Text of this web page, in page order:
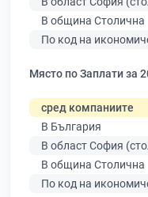
В община Столична
По код на
Място по Заплати за
сред компаниите
В България
В област София
В община Столична
По код на